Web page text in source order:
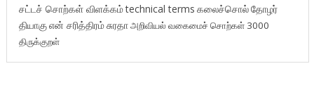
சட்டச் சொற்கள் விளக்கம்technical terms கலைச்சொல்தோழர்
தியாகுஎன் சரித்திரம்சுரதாஅறிவியல் வகைமைச் சொற்கள் 3000
திருக்குறள்